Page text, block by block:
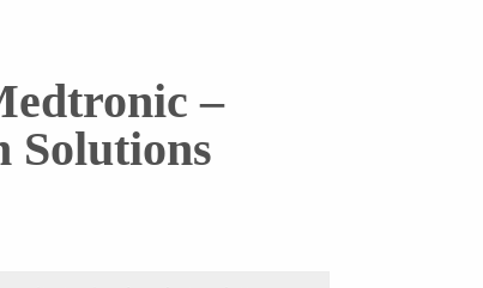
–
Solutions